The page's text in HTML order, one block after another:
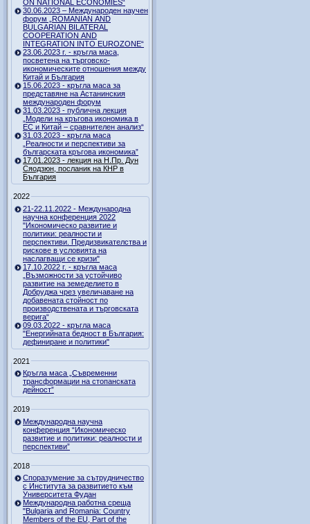
ON NATIONAL ECONOMIES“
30.06.2023 – Международен научен
форум „ROMANIAN AND
BULGARIAN BILATERAL
COOPERATION AND
INTEGRATION INTO EUROZONE“
23.06.2023 г. - кръгла маса,
посветена на търговско-
икономическите отношения между
Китай и България
15.06.2023 - кръгла маса за
представяне на Астанинския
международен форум
31.03.2023 - публична лекция
„Модели на кръгова икономика в
ЕС и Китай – сравнителен анализ“
31.03.2023 - кръгла маса
„Реалности и перспективи за
българската кръгова икономика”
17.01.2023 - лекция на Н.Пр. Дун
Сяодзюн, посланик на КНР в
България
2022
21-22.11.2022 - Международна
научна конференция 2022
"Икономическо развитие и
политики: реалности и
перспективи. Предизвикателства и
рискове в условията на
наслагващи се кризи"
17.10.2022 г. - кръгла маса
„Възможности за устойчиво
развитие на земеделието в
Добруджа чрез увеличаване на
добавената стойност по
производствената и търговската
верига“
09.03.2022 - кръгла маса
"Енергийната бедност в България:
дефиниране и политики"
2021
Кръгла маса „Съвременни
трансформации на стопанската
дейност”
2019
Международна научна
конференция “Икономическо
развитие и политики: реалности и
перспективи”
2018
Споразумение за сътрудничество
с Института за развитието към
Университета Фудан
Международна работна среща
"Bulgaria and Romania: Country
Members of the EU, Part of the